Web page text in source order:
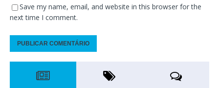
Save my name, email, and website in this browser for the
next time I comment.